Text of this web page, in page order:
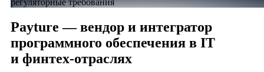
регуляторные требования
Payture — вендор и интегратор
программного обеспечения в IT
и финтех‑отраслях